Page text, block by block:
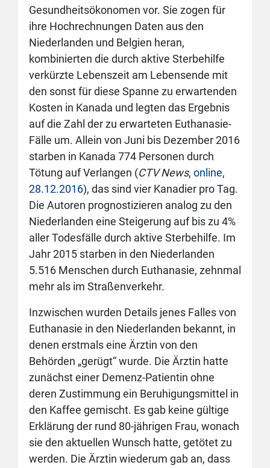
Gesundheitsökonomen vor. Sie zogen für
ihre Hochrechnungen Daten aus den
Niederlanden und Belgien heran,
kombinierten die durch aktive Sterbehilfe
verkürzte Lebenszeit am Lebensende mit
den sonst für diese Spanne zu erwartenden
Kosten in Kanada und legten das Ergebnis
auf die Zahl der zu erwarteten Euthanasie-
Fälle um. Allein von Juni bis Dezember 2016
starben in Kanada 774 Personen durch
Tötung auf Verlangen (CTV News, online,
28.12.2016), das sind vier Kanadier pro Tag.
Die Autoren prognostizieren analog zu den
Niederlanden eine Steigerung auf bis zu 4%
aller Todesfälle durch aktive Sterbehilfe. Im
Jahr 2015 starben in den Niederlanden
5.516 Menschen durch Euthanasie, zehnmal
mehr als im Straßenverkehr.
Inzwischen wurden Details jenes Falles von
Euthanasie in den Niederlanden bekannt, in
denen erstmals eine Ärztin von den
Behörden „gerügt“ wurde. Die Ärztin hatte
zunächst einer Demenz-Patientin ohne
deren Zustimmung ein Beruhigungsmittel in
den Kaffee gemischt. Es gab keine gültige
Erklärung der rund 80-jährigen Frau, wonach
sie den aktuellen Wunsch hatte, getötet zu
werden. Die Ärztin wiederum gab an, dass